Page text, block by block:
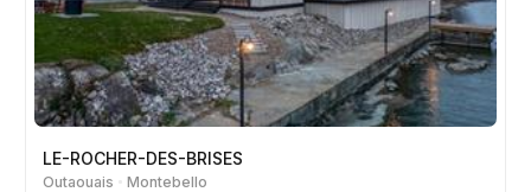
LE-ROCHER-DES-BRISES
Outaouais Montebello